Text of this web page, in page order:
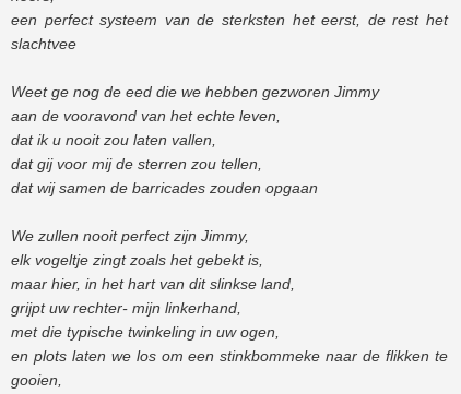
een perfect systeem van de sterksten het eerst, de rest het
slachtvee
Weet ge nog de eed die we hebben gezworen Jimmy
aan de vooravond van het echte leven,
dat ik u nooit zou laten vallen,
dat gij voor mij de sterren zou tellen,
dat wij samen de barricades zouden opgaan
We zullen nooit perfect zijn Jimmy,
elk vogeltje zingt zoals het gebekt is,
maar hier, in het hart van dit slinkse land,
grijpt uw rechter- mijn linkerhand,
met die typische twinkeling in uw ogen,
en plots laten we los om een stinkbommeke naar de flikken te
gooien,